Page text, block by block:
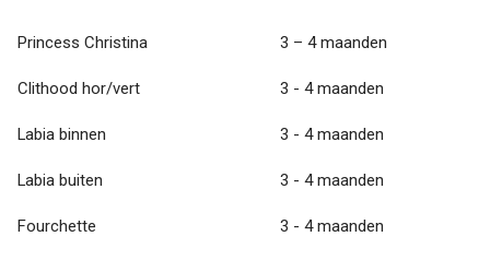
Princess Christina 3 – 4 maanden
Clithood hor/vert 3 - 4 maanden
Labia binnen 3 - 4 maanden
Labia buiten 3 - 4 maanden
Fourchette 3 - 4 maanden